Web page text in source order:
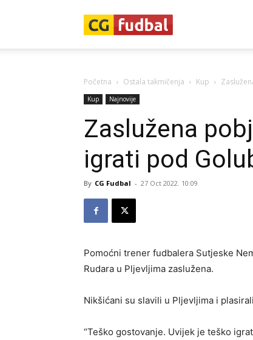
Početna Ostala takmičenja Kup
Kup Najnovije
Zaslužena
igrati pod
By CG Fudbal - 27 Oct 2022. 10:09
Pomoćni trener fudbalera Sutjeske
Rudara u Pljevljima zaslužena.
Nikšićani su slavili u Pljevljima i
“Teško gostovanje. Uvijek je teško